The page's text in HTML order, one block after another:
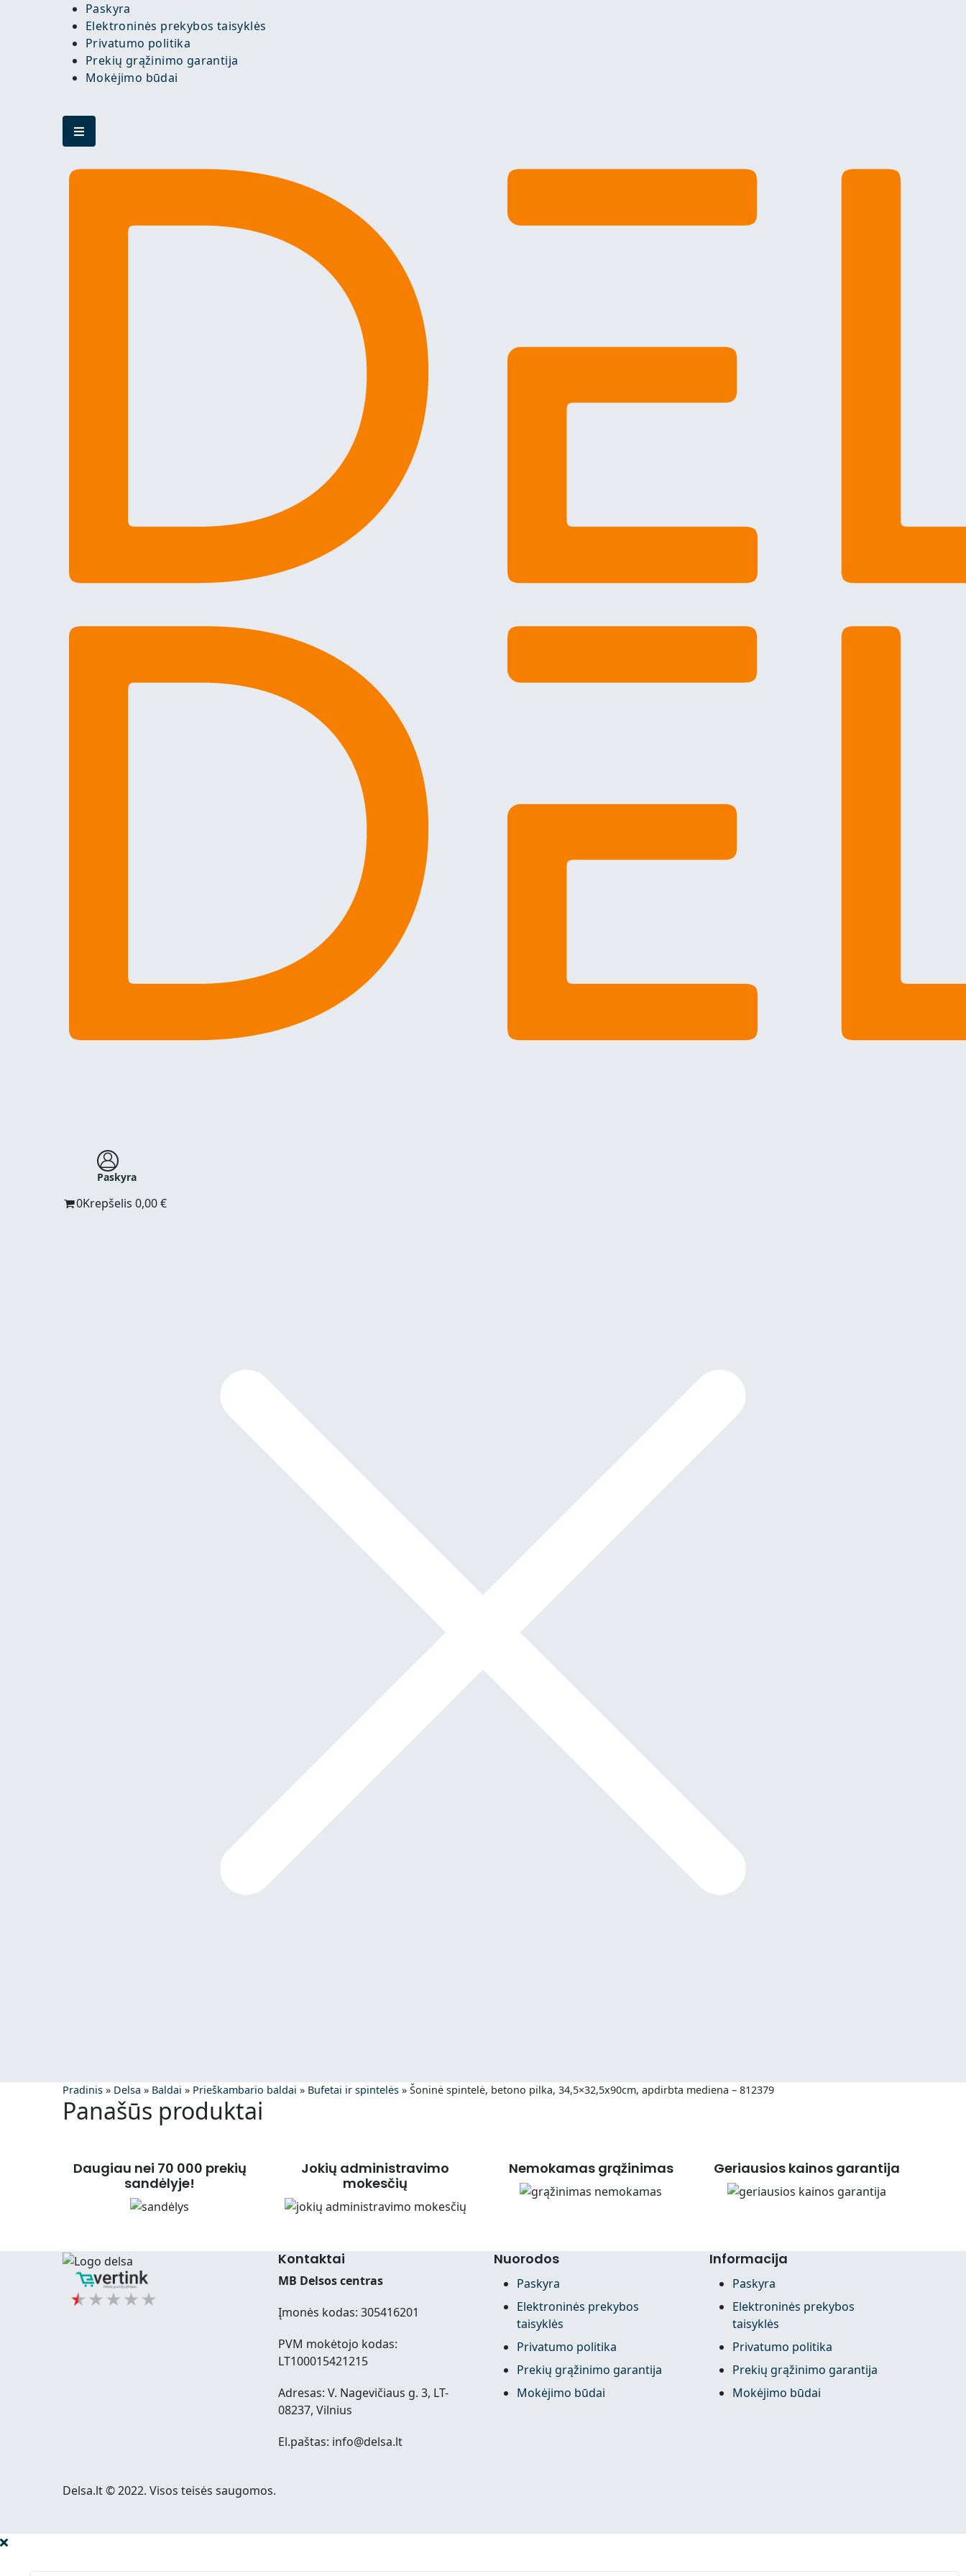
Paskyra
Elektroninės prekybos taisyklės
Privatumo politika
Prekių grąžinimo garantija
Mokėjimo būdai
Paskyra
0Krepšelis0,00€
Pradinis » Delsa » Baldai » Prieškambario baldai » Bufetai ir spintelės » Šoninė spintelė, betono pilka, 34,5×32,5x90cm, apdirbta mediena – 812379
Panašūs produktai
Daugiau nei 70 000 prekių
sandėlyje!
Jokių administravimo
mokesčių
Nemokamas grąžinimas Geriausios kainos garantija
Kontaktai
MB Delsos centras
Įmonės kodas: 305416201
PVM mokėtojo kodas:
LT100015421215
Adresas: V. Nagevičiaus g. 3, LT-
08237, Vilnius
El.paštas: info@delsa.lt
Nuorodos
Paskyra
Elektroninės prekybos
taisyklės
Privatumo politika
Prekių grąžinimo garantija
Mokėjimo būdai
Informacija
Paskyra
Elektroninės prekybos
taisyklės
Privatumo politika
Prekių grąžinimo garantija
Mokėjimo būdai
Delsa.lt © 2022. Visos teisės saugomos.